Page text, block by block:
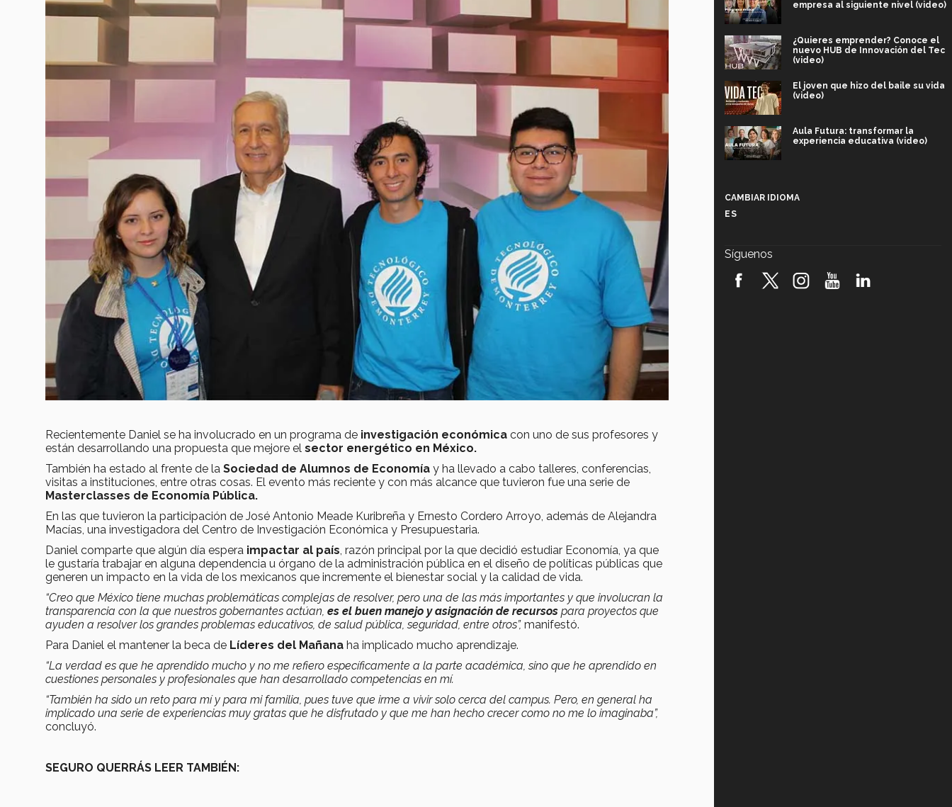
Recientemente Daniel se ha involucrado en un programa de investigación económica con uno de sus profesores y
están desarrollando una propuesta que mejore el sector energético en México.
También ha estado al frente de la Sociedad de Alumnos de Economía y ha llevado a cabo talleres, conferencias,
visitas a instituciones, entre otras cosas. El evento más reciente y con más alcance que tuvieron fue una serie de
Masterclasses de Economía Pública.
En las que tuvieron la participación de José Antonio Meade Kuribreña y Ernesto Cordero Arroyo, además de Alejandra
Macías, una investigadora del Centro de Investigación Económica y Presupuestaria.
Daniel comparte que algún día espera impactar al país, razón principal por la que decidió estudiar Economía, ya que
le gustaría trabajar en alguna dependencia u órgano de la administración pública en el diseño de políticas públicas que
generen un impacto en la vida de los mexicanos que incremente el bienestar social y la calidad de vida.
“Creo que México tiene muchas problemáticas complejas de resolver, pero una de las más importantes y que involucran la
transparencia con la que nuestros gobernantes actúan, es el buen manejo y asignación de recursos para proyectos que
ayuden a resolver los grandes problemas educativos, de salud pública, seguridad, entre otros”, manifestó.
Para Daniel el mantener la beca de Líderes del Mañana ha implicado mucho aprendizaje.
“La verdad es que he aprendido mucho y no me refiero específicamente a la parte académica, sino que he aprendido en
cuestiones personales y profesionales que han desarrollado competencias en mí.
“También ha sido un reto para mí y para mi familia, pues tuve que irme a vivir solo cerca del campus. Pero, en general ha
implicado una serie de experiencias muy gratas que he disfrutado y que me han hecho crecer como no me lo imaginaba”,
concluyó.
SEGURO QUERRÁS LEER TAMBIÉN:
empresa al siguiente nivel (video)
¿Quieres emprender? Conoce el
nuevo HUB de Innovación del Tec
(video)
El joven que hizo del baile su vida
(video)
Aula Futura: transformar la
experiencia educativa (video)
robótica FIRST 2026! (video)
CAMBIAR IDIOMA
ES
Síguenos